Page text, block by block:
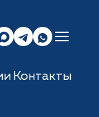
Контакты